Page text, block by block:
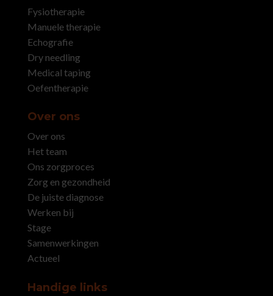
Fysiotherapie
Manuele therapie
Echografie
Dry needling
Medical taping
Oefentherapie
Over ons
Over ons
Het team
Ons zorgproces
Zorg en gezondheid
De juiste diagnose
Werken bij
Stage
Samenwerkingen
Actueel
Handige links